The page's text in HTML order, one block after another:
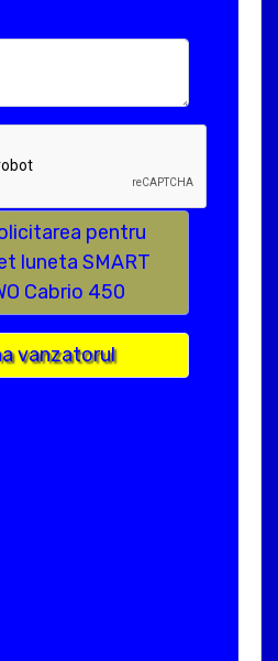
pentru
luneta SMART
Cabrio 450
vanzatorul